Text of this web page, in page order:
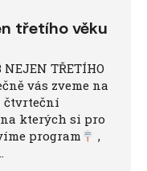
třetího věku
NEJEN TŘETÍHO
vás zveme na
čtvrteční
kterých si pro
program
,